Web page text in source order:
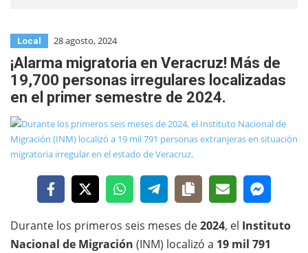
Local 28 agosto, 2024
¡Alarma migratoria en Veracruz! Más de
19,700 personas irregulares localizadas
en el primer semestre de 2024.
Durante los primeros seis meses de2024, el Instituto
Nacional de Migración (INM) localizó a 19 mil 791